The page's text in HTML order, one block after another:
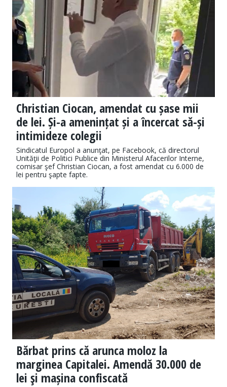
Christian Ciocan, amendat cu șase mii
de lei. Și-a amenințat și a încercat să-și
intimideze colegii
Sindicatul Europol a anunţat, pe Facebook, că directorul
Unităţii de Politici Publice din Ministerul Afacerilor Interne,
comisar şef Christian Ciocan, a fost amendat cu 6.000 de
lei pentru şapte fapte.
Bărbat prins că arunca moloz la
marginea Capitalei. Amendă 30.000 de
lei şi mașina confiscată